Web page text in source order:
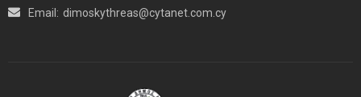
Email: dimoskythreas@cytanet.com.cy